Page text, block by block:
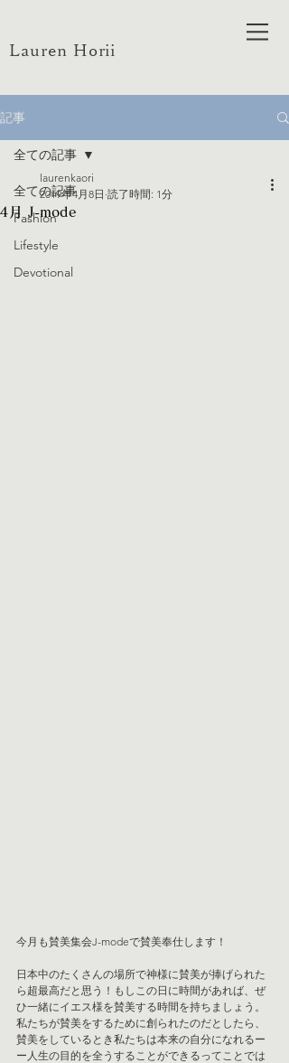
Lauren Horii
記事
全ての記事
Fashion
Lifestyle
Devotional
全ての記事
4月 J-mode
laurenkaori
2019年4月8日 読了時間: 1分
今月も賛美集会J-modeで賛美奉仕します！
日本中のたくさんの場所で神様に賛美が捧げられた
ら超最高だと思う！もしこの日に時間があれば、ぜ
ひ一緒にイエス様を賛美する時間を持ちましょう。
私たちが賛美をするために創られたのだとしたら、
賛美をしているとき私たちは本来の自分になれるー
ー人生の目的を全うすることができるってことでは